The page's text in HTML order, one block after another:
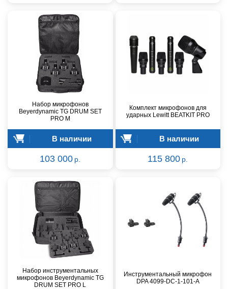
Набор микрофонов
Beyerdynamic TG DRUM SET
PRO M
В наличии
103 000 р.
Комплект микрофонов для
ударных Lewitt BEATKIT PRO
В наличии
115 800 р.
Набор инструментальных
микрофонов Beyerdynamic TG
DRUM SET PRO L
Инструментальный микрофон
DPA 4099-DC-1-101-A